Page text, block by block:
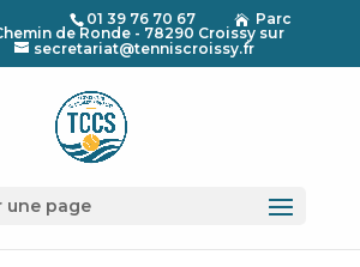
01 39 76 70 67  Parc
de Ronde - 78290 Croissy sur
secretariat@tenniscroissy.fr
une page